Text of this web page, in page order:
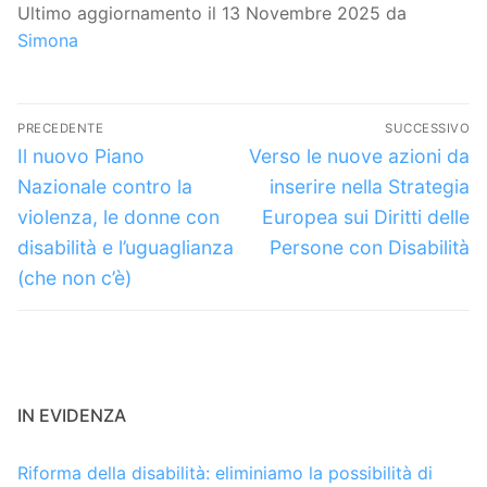
Ultimo aggiornamento il 13 Novembre 2025 da
Simona
Navigazione
articoli
PRECEDENTE
Articolo
precedente:
Il nuovo Piano
Nazionale contro la
violenza, le donne con
disabilità e l’uguaglianza
(che non c’è)
SUCCESSIVO
Articolo
successivo:
Verso le nuove azioni da
inserire nella Strategia
Europea sui Diritti delle
Persone con Disabilità
IN EVIDENZA
Riforma della disabilità: eliminiamo la possibilità di